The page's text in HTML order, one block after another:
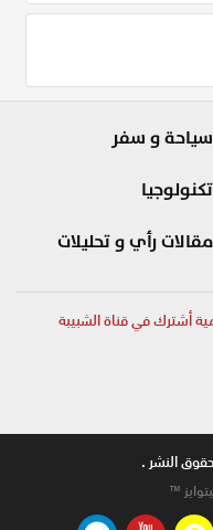
سياحة و سفر
تكنولوجيا
مقالات رأي و تحليلات
أشترك في قناة الشبيبة
حقوق النشر .
™